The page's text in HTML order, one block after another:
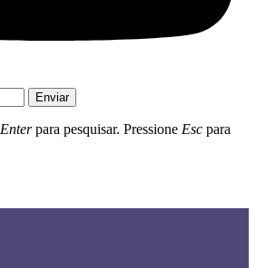
Enviar
Enterpara pesquisar. Pressione Esc para